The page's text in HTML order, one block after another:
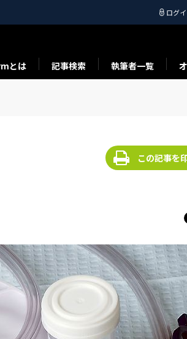
ログ
とは 記事検索 執筆者一覧
この記事を